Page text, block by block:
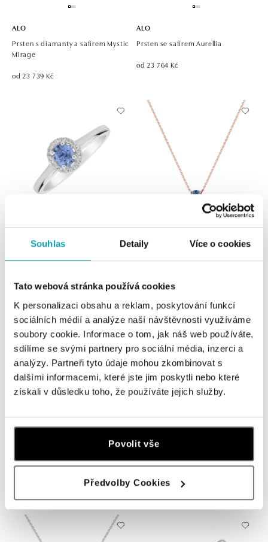
Souhlas Detaily Více o cookies
Tato webová stránka používá cookies
K personalizaci obsahu a reklam, poskytování funkcí
sociálních médií a analýze naší návštěvnosti využíváme
soubory cookie. Informace o tom, jak náš web používáte,
sdílíme se svými partnery pro sociální média, inzerci a
analýzy. Partneři tyto údaje mohou zkombinovat s
dalšími informacemi, které jste jim poskytli nebo které
získali v důsledku toho, že používáte jejich služby.
Povolit vše
Předvolby Cookies
ALO
Prsten s diamanty a safírem Mystic
Mirage
od 23 739 Kč
ALO
Prsten se safírem Aurellia
od 23 764 Kč
Prsten se safírem a diamanty
Madison
od 25 448 Kč
Náhrdelník se safírem Mystic Abyss
Prsten s safírem a diamanty
Princess Wish
ALO
Princess Sparkle
od 34 436 Kč